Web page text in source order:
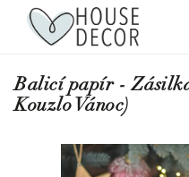
Balicí papír -
Kouzlo Vánoc)